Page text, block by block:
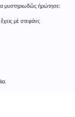
μυστηριωδῶς ἠρώτησε:
μὲ στεφάνι;